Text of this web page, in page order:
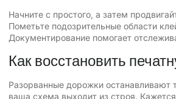
Начните с простого, а затем
Пометьте подозрительные области
Документирование помогает
Как восстановить
Разорванные дорожки останавливают
ваша схема выходит из строя.